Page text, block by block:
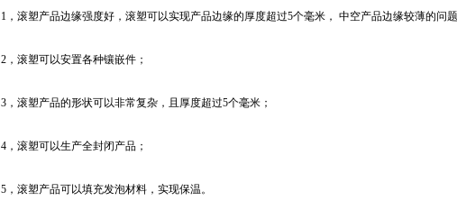
1，滚塑产品边缘强度好，滚塑可以实现产品边缘的厚度超过5个毫米， 中空产品边缘较薄的问
2，滚塑可以安置各种镶嵌件；
3，滚塑产品的形状可以非常复杂，且厚度超过5个毫米；
4，滚塑可以生产全封闭产品；
5，滚塑产品可以填充发泡材料，实现保温。